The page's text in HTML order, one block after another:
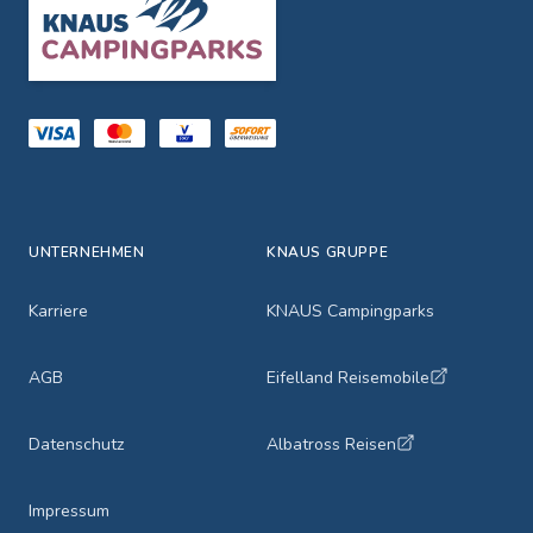
UNTERNEHMEN
Karriere
AGB
Datenschutz
Impressum
KNAUS GRUPPE
KNAUS Campingparks
Eifelland Reisemobile
Albatross Reisen